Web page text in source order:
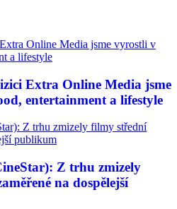
Extra Online Media jsme
entertainment a lifestyle
Z trhu zmizely
na dospělejší